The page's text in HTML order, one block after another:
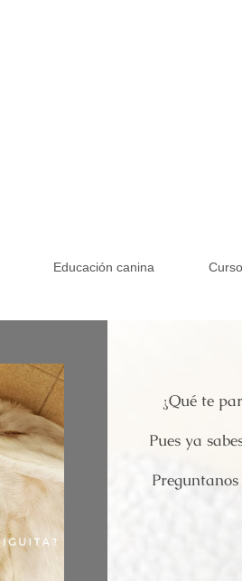
Educación canina
¿Qué te
Pues ya